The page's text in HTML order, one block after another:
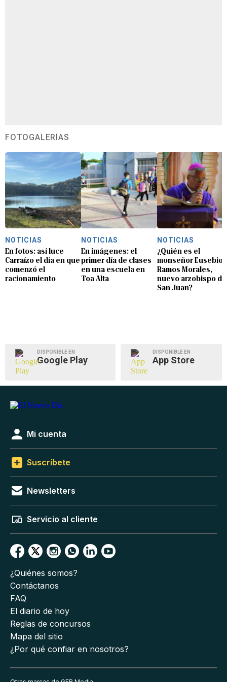
FOTOGALERÍAS
NOTICIAS
En fotos: así luce
Carraízo el día en que
comenzó el
racionamiento
NOTICIAS
En imágenes: el
primer día de clases
en una escuela en
Toa Alta
NOTICIAS
¿Quién es el
monseñor Eusebio
Ramos Morales,
nuevo arzobispo de
San Juan?
DISPONIBLE EN
Google Play
DISPONIBLE EN
App Store
Mi cuenta
Suscríbete
Newsletters
Servicio al cliente
¿Quiénes somos?
Contáctanos
FAQ
El diario de hoy
Reglas de concursos
Mapa del sitio
¿Por qué confiar en nosotros?